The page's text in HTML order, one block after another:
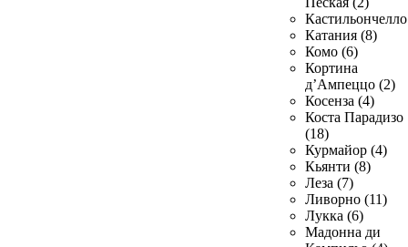
Катания (8)
Комо (6)
Кортина
д’Ампеццо (2)
Косенза (4)
Коста Парадизо
(18)
Курмайор (4)
Кьянти (8)
Леза (7)
Ливорно (11)
Лукка (6)
Мадонна ди